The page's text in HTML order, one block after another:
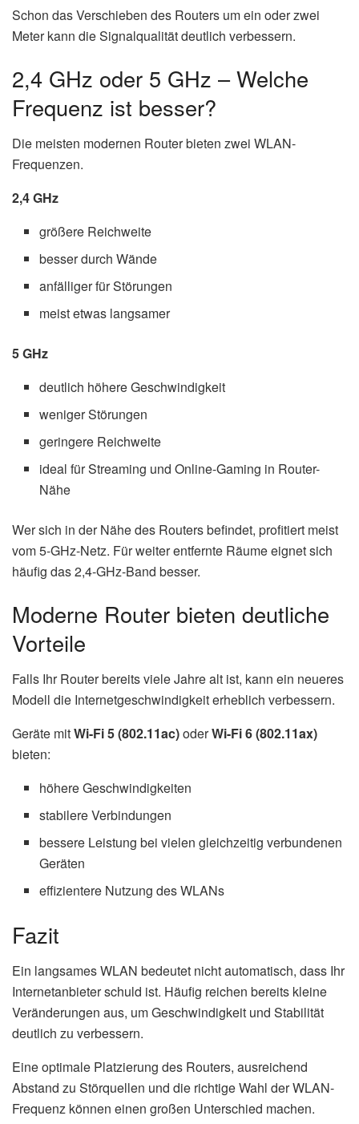
Schon das Verschieben des Routers um ein oder zwei
Meter kann die Signalqualität deutlich verbessern.
2,4 GHz oder 5 GHz – Welche
Frequenz ist besser?
Die meisten modernen Router bieten zwei WLAN-
Frequenzen.
2,4 GHz
größere Reichweite
besser durch Wände
anfälliger für Störungen
meist etwas langsamer
5 GHz
deutlich höhere Geschwindigkeit
weniger Störungen
geringere Reichweite
ideal für Streaming und Online-Gaming in Router-
Nähe
Wer sich in der Nähe des Routers befindet, profitiert meist
vom 5-GHz-Netz. Für weiter entfernte Räume eignet sich
häufig das 2,4-GHz-Band besser.
Moderne Router bieten deutliche
Vorteile
Falls Ihr Router bereits viele Jahre alt ist, kann ein neueres
Modell die Internetgeschwindigkeit erheblich verbessern.
Geräte mitWi-Fi 5 (802.11ac)oderWi-Fi 6 (802.11ax)
bieten:
höhere Geschwindigkeiten
stabilere Verbindungen
bessere Leistung bei vielen gleichzeitig verbundenen
Geräten
effizientere Nutzung des WLANs
Fazit
Ein langsames WLAN bedeutet nicht automatisch, dass Ihr
Internetanbieter schuld ist. Häufig reichen bereits kleine
Veränderungen aus, um Geschwindigkeit und Stabilität
deutlich zu verbessern.
Eine optimale Platzierung des Routers, ausreichend
Abstand zu Störquellen und die richtige Wahl der WLAN-
Frequenz können einen großen Unterschied machen.